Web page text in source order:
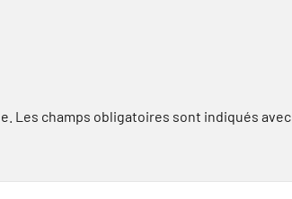
Les champs obligatoires sont indiqués avec